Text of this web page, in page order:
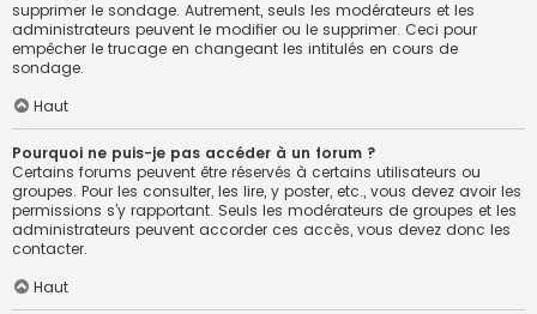
supprimer le sondage. Autrement, seuls les modérateurs et les
administrateurs peuvent le modifier ou le supprimer. Ceci pour
empêcher le trucage en changeant les intitulés en cours de
sondage.
Haut
Pourquoi ne puis-je pas accéder à un forum ?
Certains forums peuvent être réservés à certains utilisateurs ou
groupes. Pour les consulter, les lire, y poster, etc., vous devez avoir les
permissions s’y rapportant. Seuls les modérateurs de groupes et les
administrateurs peuvent accorder ces accès, vous devez donc les
contacter.
Haut